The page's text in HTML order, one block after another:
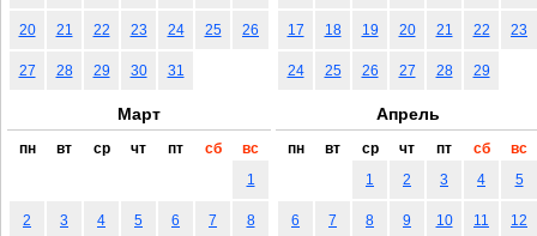
20 21 22 23 24 25 26
27 28 29 30 31
17 18 19 20 21 22 23
24 25 26 27 28 29
Март
пн вт ср чт пт сб
вс
1
2 3 4 5 6 7 8
Апрель
пн вт ср чт пт сб
вс
1
2 3 4 5
6 7 8 9 10 11 12